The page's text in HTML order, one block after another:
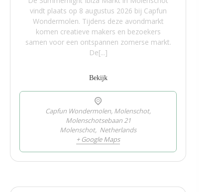
vindt plaats op 8 augustus 2026 bij Capfun
Wondermolen. Tijdens deze avondmarkt
komen creatieve makers en bezoekers
samen voor een ontspannen zomerse markt.
De[...]
Bekijk
Capfun Wondermolen, Molenschot,
Molenschotsebaan 21
Molenschot, Netherlands
+ Google Maps